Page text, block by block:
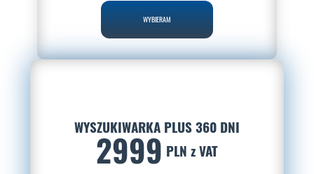
WYBIERAM
WYSZUKIWARKA PLUS 360 DNI
2999 PLN z VAT